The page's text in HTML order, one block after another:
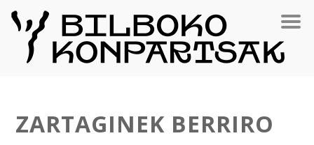
ZARTAGINEK BERRIRO